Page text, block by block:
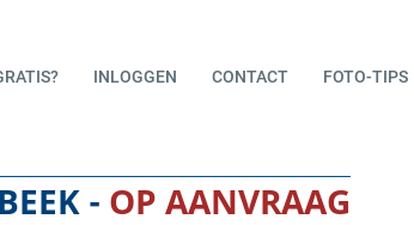
INLOGGEN CONTACT FOTO-TIPS
- OP AANVRAAG